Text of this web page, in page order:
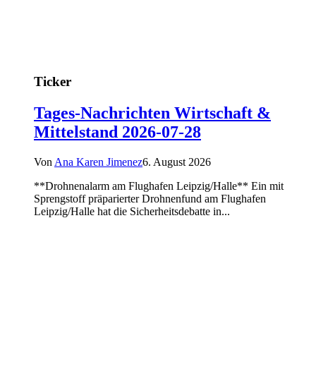
Ticker
Tages-Nachrichten Wirtschaft &
Mittelstand 2026-07-28
Von Ana Karen Jimenez6. August 2026
**Drohnenalarm am Flughafen Leipzig/Halle** Ein mit
Sprengstoff präparierter Drohnenfund am Flughafen
Leipzig/Halle hat die Sicherheitsdebatte in...